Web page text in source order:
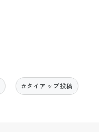
#タイアップ投稿